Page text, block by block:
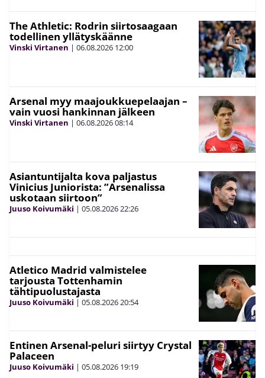
The Athletic: Rodrin siirtosaagaan
todellinen yllätyskäänne
Vinski Virtanen | 06.08.2026 12:00
Arsenal myy maajoukkuepelaajan –
vain vuosi hankinnan jälkeen
Vinski Virtanen | 06.08.202608:14
Asiantuntijalta kova paljastus
Vinicius Juniorista: ”Arsenalissa
uskotaan siirtoon”
Juuso Koivumäki | 05.08.2026 22:26
Atletico Madrid valmistelee
tarjousta Tottenhamin
tähtipuolustajasta
Juuso Koivumäki | 05.08.2026 20:54
Entinen Arsenal-peluri siirtyy Crystal
Palaceen
Juuso Koivumäki | 05.08.2026 19:19